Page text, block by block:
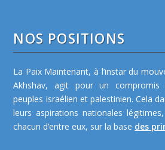
NOS POSITIONS
La Paix Maintenant, à l’instar du
Akhshav, agit pour un compromis
peuples israélien et palestinien. Cela
leurs aspirations nationales
chacun d’entre eux, sur la base des